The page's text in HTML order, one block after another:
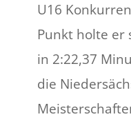
U16
Punkt holte er
in 2:22,37
die